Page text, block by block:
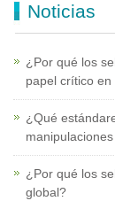
Noticias
¿Por qué los
papel crítico en
¿Qué
¿Por qué los
global?